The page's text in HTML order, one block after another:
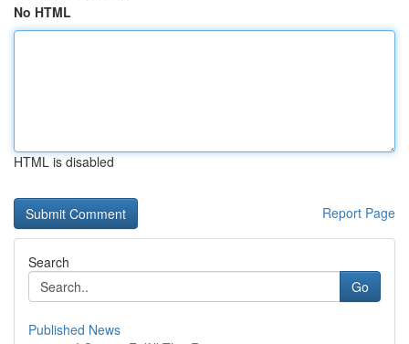
No HTML
HTML is disabled
Report Page
Search
Go
Published News